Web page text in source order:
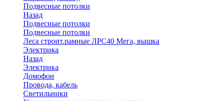
Подвесные потолки
Назад
Подвесные потолки
Подвесные потолки
Леса строит.рамные ЛРС40 Мега, вышка
Электрика
Назад
Электрика
Домофон
Провода, кабель
Светильники